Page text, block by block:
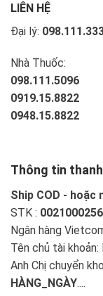
LIÊN HỆ
Đại lý:
Nhà Thuốc:
098.111.5096
0919.15.8822
0948.15.8822
Thông tin
Ship COD -
STK :
Ngân hàng
Tên chủ tài khoản:
Anh Chị chuyển
HÀNG_NGÀY....